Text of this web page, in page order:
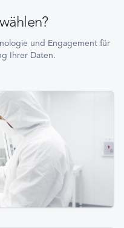
und Engagement für
Ihrer Daten.